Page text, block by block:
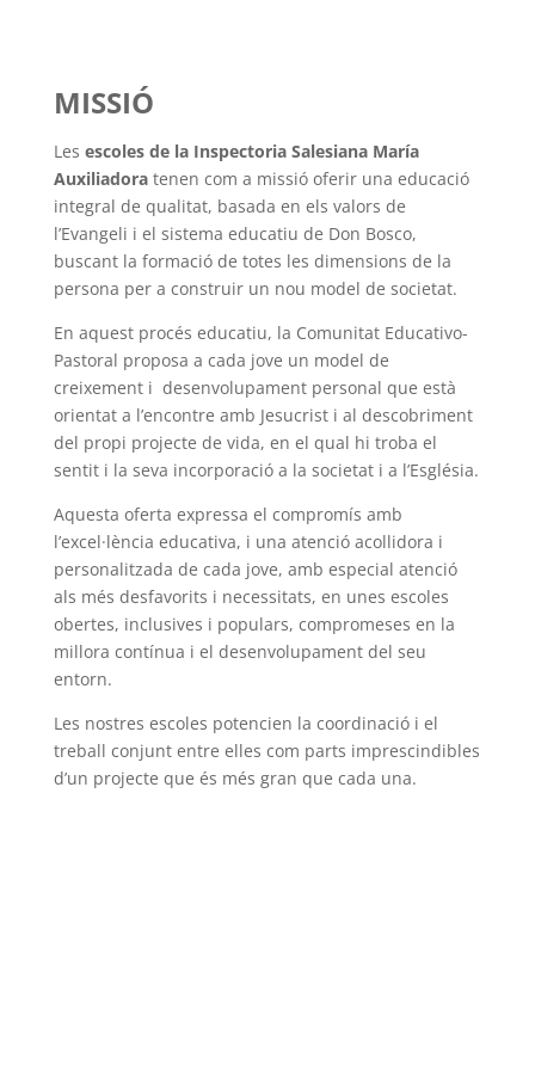
MISSIÓ
Les escoles de la Inspectoria Salesiana María
Auxiliadoratenen com a missió oferir una educació
integral de qualitat, basada en els valors de
l’Evangeli i el sistema educatiu de Don Bosco,
buscant la formació de totes les dimensions de la
persona per a construir un nou model de societat.
En aquest procés educatiu, la Comunitat Educativo-
Pastoral proposa a cada jove un model de
creixement i desenvolupament personal que està
orientat a l’encontre amb Jesucrist i al descobriment
del propi projecte de vida, en el qual hi troba el
sentit i la seva incorporació a la societat i a l’Església.
Aquesta oferta expressa el compromís amb
l’excel·lència educativa, i una atenció acollidora i
personalitzada de cada jove, amb especial atenció
als més desfavorits i necessitats, en unes escoles
obertes, inclusives i populars, compromeses en la
millora contínua i el desenvolupament del seu
entorn.
Les nostres escoles potencien la coordinació i el
treball conjunt entre elles com parts imprescindibles
d’un projecte que és més gran que cada una.